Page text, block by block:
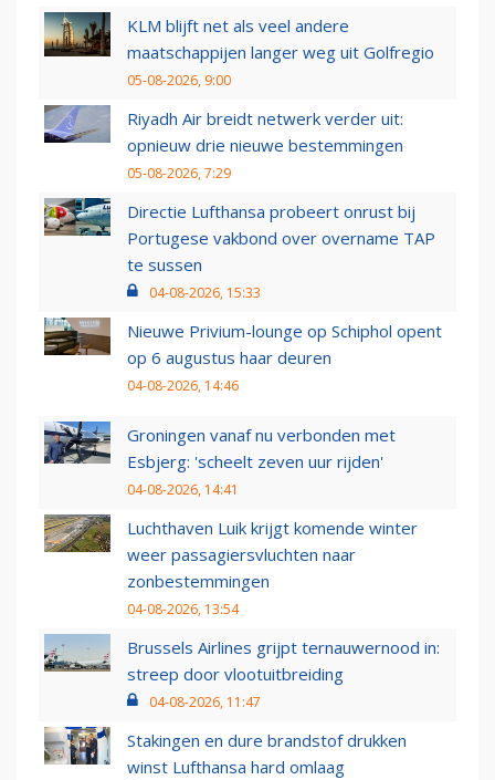
KLM blijft net als veel andere
maatschappijen langer weg uit Golfregio
05-08-2026, 9:00
Riyadh Air breidt netwerk verder uit:
opnieuw drie nieuwe bestemmingen
05-08-2026, 7:29
Directie Lufthansa probeert onrust bij
Portugese vakbond over overname TAP
te sussen
04-08-2026, 15:33
Nieuwe Privium-lounge op Schiphol opent
op 6 augustus haar deuren
04-08-2026, 14:46
Groningen vanaf nu verbonden met
Esbjerg: 'scheelt zeven uur rijden'
04-08-2026, 14:41
Luchthaven Luik krijgt komende winter
weer passagiersvluchten naar
zonbestemmingen
04-08-2026, 13:54
Brussels Airlines grijpt ternauwernood in:
streep door vlootuitbreiding
04-08-2026, 11:47
Stakingen en dure brandstof drukken
winst Lufthansa hard omlaag